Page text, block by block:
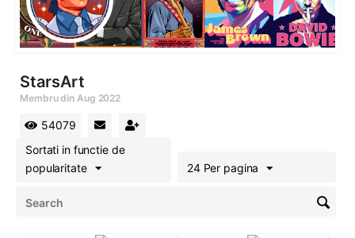
StarsArt
Membru din Aug 2022
54079
Sortati in functie de
popularitate
24 Per pagina